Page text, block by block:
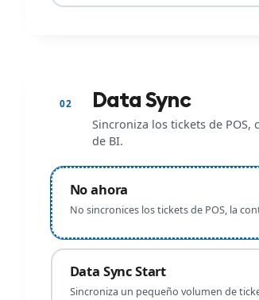
02 Data Sync
Sincroniza los tickets de
de BI.
No ahora
No sincronices los tickets de POS, la
Data Sync Start
Sincroniza un pequeño volumen de